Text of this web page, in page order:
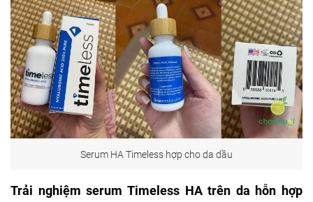
Serum HA Timeless hợp cho da dầu
Trải nghiệm serum Timeless HA trên da hỗn hợp